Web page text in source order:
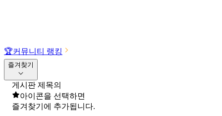
🏆커뮤니티 랭킹
즐겨찾기
게시판 제목의
아이콘을 선택하면
즐겨찾기에 추가됩니다.